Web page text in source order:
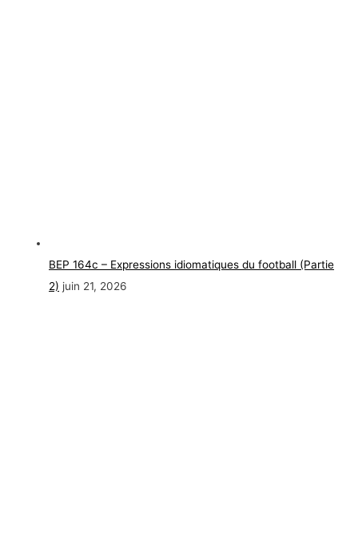
BEP 164c – Expressions idiomatiques du football (Partie
2) juin 21, 2026